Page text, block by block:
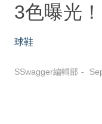
3色曝光
球鞋
SSwagger編輯部